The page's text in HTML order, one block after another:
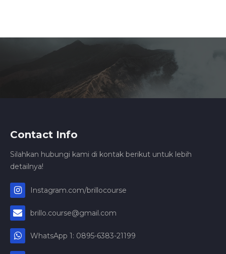
Contact Info
Silahkan hubungi kami di kontak berikut untuk lebih
detailnya!
Instagram.com/brillocourse
brillo.course@gmail.com
WhatsApp 1: 0895-6383-21199